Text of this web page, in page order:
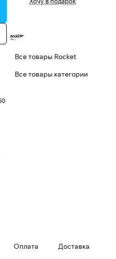
Все товары Rocket
Все товары категории
Оплата Доставка